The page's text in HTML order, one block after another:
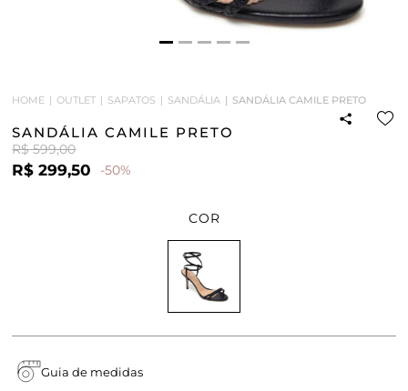
HOME OUTLET SAPATOS SANDÁLIA SANDÁLIA CAMILE PRETO
SANDÁLIA CAMILE PRETO
R$ 599,00
R$ 299,50 -50%
COR
Guia de medidas